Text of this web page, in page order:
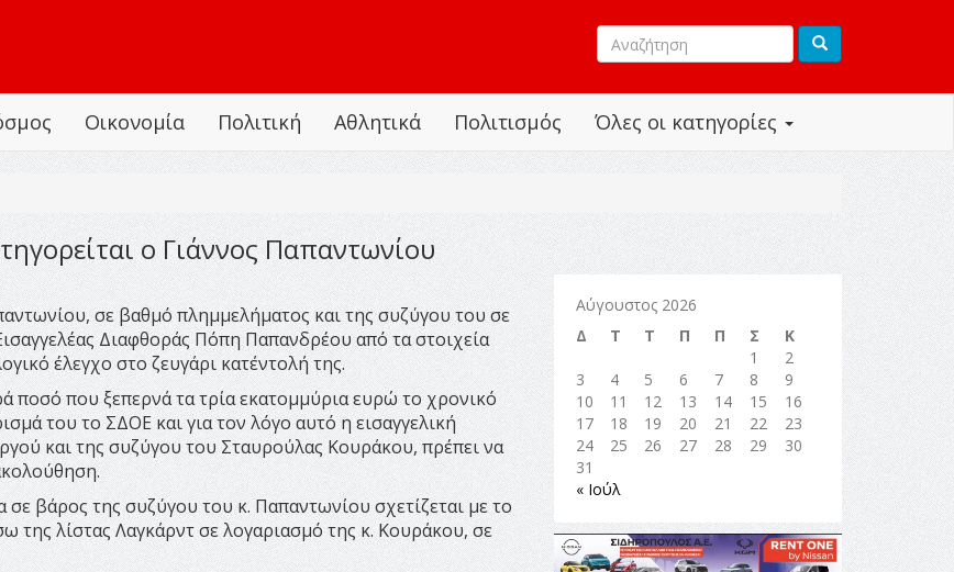
Όλες οι κατηγορίες
Οικονομία Πολιτική Αθλητικά Πολιτισμός
ο Γιάννος Παπαντωνίου
σε βαθμό πλημμελήματος και της συζύγου του σε
Διαφθοράς Πόπη Παπανδρέου από τα στοιχεία
έλεγχο στο ζευγάρι κατ΄εντολή της.
που ξεπερνά τα τρία εκατομμύρια ευρώ το χρονικό
του το ΣΔΟΕ και για τον λόγο αυτό η εισαγγελική
και της συζύγου του Σταυρούλας Κουράκου, πρέπει να
βάρος της συζύγου του κ. Παπαντωνίου σχετίζεται με το
της λίστας Λαγκάρντ σε λογαριασμό της κ. Κουράκου, σε
Αύγουστος 2026
Δ
Τ Τ Π Π Σ
Κ
1
2
3
4 5 6 7 8
9
10
11 12 13 14 15
16
17
18 19 20 21 22
23
24
25 26 27 28 29
30
31
« Ιούλ